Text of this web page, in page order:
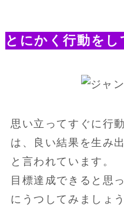
とにかく行動をし
思い立ってすぐに行
は、良い結果を生み
と言われています。
目標達成できると思
にうつしてみましょう